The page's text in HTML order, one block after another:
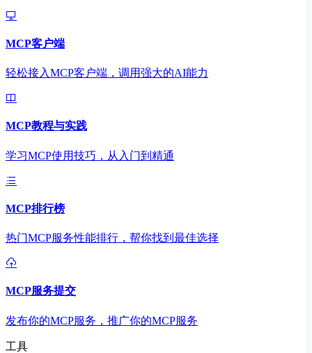
MCP客户端
轻松接入MCP客户端，调用强大的AI能力
MCP教程与实践
学习MCP使用技巧，从入门到精通
MCP排行榜
热门MCP服务性能排行，帮你找到最佳选择
MCP服务提交
发布你的MCP服务，推广你的MCP服务
工具